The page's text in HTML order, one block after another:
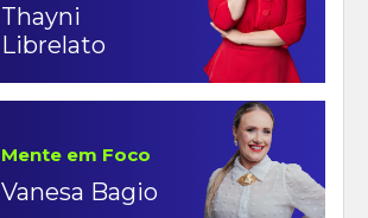
Thayni
Librelato
Mente em Foco
Vanesa Bagio